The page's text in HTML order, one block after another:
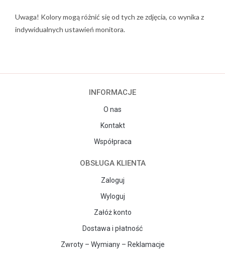
Uwaga! Kolory mogą różnić się od tych ze zdjęcia, co wynika z
indywidualnych ustawień monitora.
INFORMACJE
O nas
Kontakt
Współpraca
OBSŁUGA KLIENTA
Zaloguj
Wyloguj
Załóż konto
Dostawa i płatność
Zwroty – Wymiany – Reklamacje